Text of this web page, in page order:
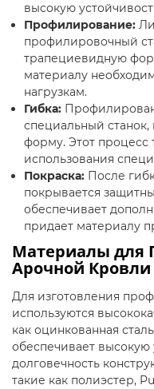
высокую
Профилирование:
профилировочный
трапециевидную
материалу
нагрузкам.
Гибка:
специальный
форму. Этот процесс
использования
Покраска: После
покрывается
обеспечивает
придает материалу
Материалы для
Арочной Кровли
Для изготовления
используются
как оцинкованная
обеспечивает высокую
долговечность
такие как полиэстер,